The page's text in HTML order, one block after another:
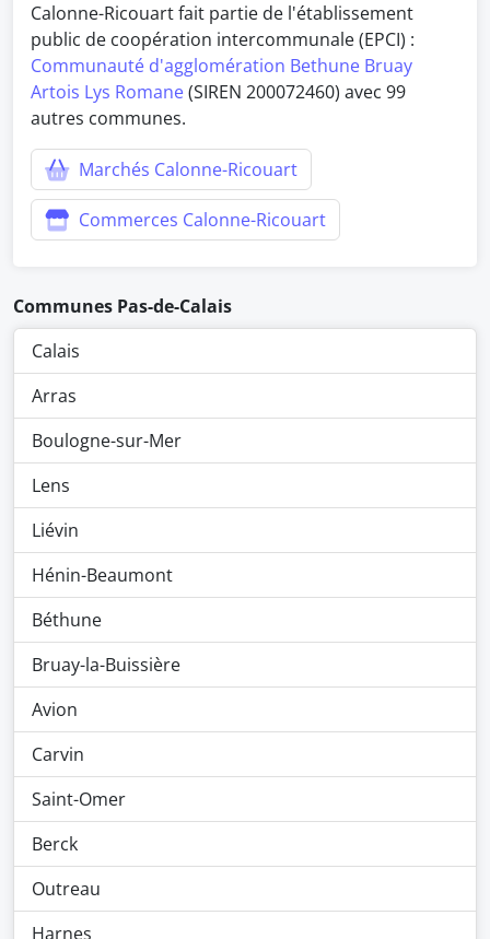
Calonne-Ricouart fait partie de l'établissement
public de coopération intercommunale (EPCI) :
Communauté d'agglomération Bethune Bruay
Artois Lys Romane(SIREN 200072460) avec 99
autres communes.
Marchés Calonne-Ricouart
Commerces Calonne-Ricouart
Communes Pas-de-Calais
Calais
Arras
Boulogne-sur-Mer
Lens
Liévin
Hénin-Beaumont
Béthune
Bruay-la-Buissière
Avion
Carvin
Saint-Omer
Berck
Outreau
Harnes